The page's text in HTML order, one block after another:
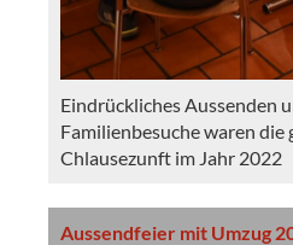
Eindrückliches Aussenden
Familienbesuche waren die
Chlausezunft im Jahr 2022
Aussendfeier mit Umzug